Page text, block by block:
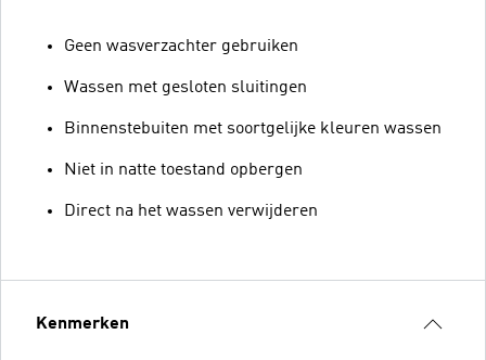
Geen wasverzachter gebruiken
Wassen met gesloten sluitingen
Binnenstebuiten met soortgelijke kleuren wassen
Niet in natte toestand opbergen
Direct na het wassen verwijderen
Kenmerken